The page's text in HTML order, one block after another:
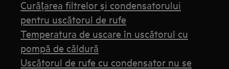
Curățarea filtrelor și condensatorului
pentru uscătorul de rufe
Temperatura de uscare în uscătorul cu
pompă de căldură
Uscătorul de rufe cu condensator nu se